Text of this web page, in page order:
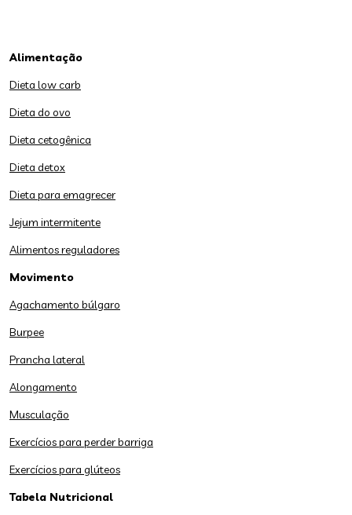
Alimentação
Dieta low carb
Dieta do ovo
Dieta cetogênica
Dieta detox
Dieta para emagrecer
Jejum intermitente
Alimentos reguladores
Movimento
Agachamento búlgaro
Burpee
Prancha lateral
Alongamento
Musculação
Exercícios para perder barriga
Exercícios para glúteos
Tabela Nutricional